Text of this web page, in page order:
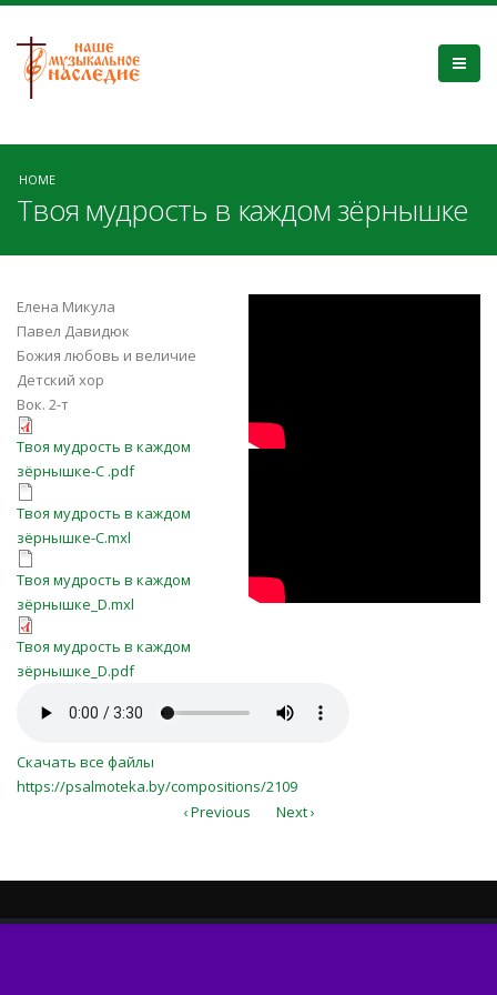
HOME
Твоя мудрость в каждом зёрнышке
Елена Микула
Павел Давидюк
Божия любовь и величие
Детский хор
Вок. 2-т
Твоя мудрость в каждом
зёрнышке-C .pdf
Твоя мудрость в каждом
зёрнышке-C .pdf
Твоя мудрость в каждом
зёрнышке-C.mxl
Твоя мудрость в каждом
зёрнышке-C.mxl
Твоя мудрость в каждом
зёрнышке_D.mxl
Твоя мудрость в каждом
зёрнышке_D.mxl
Твоя мудрость в каждом
зёрнышке_D.pdf
Твоя мудрость в каждом
зёрнышке_D.pdf
Твоя Мудрость в Каждом
Зернышке.mp3
Скачать все файлы
https://psalmoteka.by/compositions/2109
‹ Previous Next ›